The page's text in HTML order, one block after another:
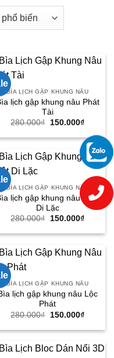
BÌA LỊCH GẬP KHUNG NÂU
lịch gập khung nâu Phát
Tài
280.000₫
Giá
là:
280.000₫.
150.000₫Giá
tại
là:
BÌA LỊCH GẬP KHUNG NÂU
lịch gập khung nâu Phật
Di Lặc
280.000₫
Giá
là:
150.000₫Giá
tại
BÌA LỊCH GẬP KHUNG NÂU
lịch gập khung nâu Lộc
Phát
280.000₫
Giá
là:
150.000₫Giá
tại